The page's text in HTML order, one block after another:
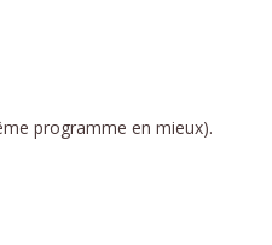
programme en mieux).